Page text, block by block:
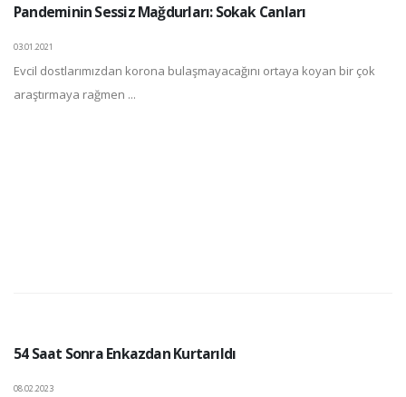
Pandeminin Sessiz Mağdurları: Sokak Canları
03.01.2021
Evcil dostlarımızdan korona bulaşmayacağını ortaya koyan bir çok
araştırmaya rağmen ...
54 Saat Sonra Enkazdan Kurtarıldı
08.02.2023